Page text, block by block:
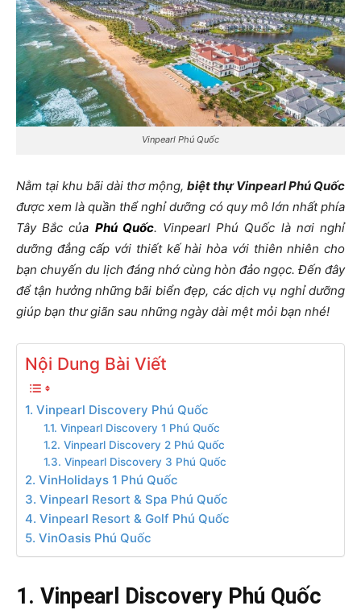
Vinpearl Phú Quốc
Nằm tại khu bãi dài thơ mộng, biệt thự Vinpearl Phú Quốc
được xem là quần thể nghỉ dưỡng có quy mô lớn nhất phía
Tây Bắc của Phú Quốc. Vinpearl Phú Quốc là nơi nghỉ
dưỡng đẳng cấp với thiết kế hài hòa với thiên nhiên cho
bạn chuyến du lịch đáng nhớ cùng hòn đảo ngọc. Đến đây
để tận hưởng những bãi biển đẹp, các dịch vụ nghỉ dưỡng
giúp bạn thư giãn sau những ngày dài mệt mỏi bạn nhé!
Nội Dung Bài Viết
1. Vinpearl Discovery Phú Quốc
1.1. Vinpearl Discovery 1 Phú Quốc
1.2. Vinpearl Discovery 2 Phú Quốc
1.3. Vinpearl Discovery 3 Phú Quốc
2. VinHolidays 1 Phú Quốc
3. Vinpearl Resort & Spa Phú Quốc
4. Vinpearl Resort & Golf Phú Quốc
5. VinOasis Phú Quốc
1. Vinpearl Discovery Phú Quốc